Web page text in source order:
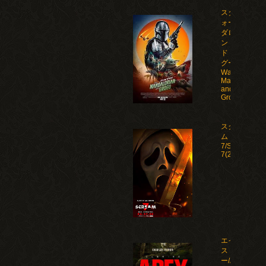
スター・ウ
ォーズ マン
ダロリア
ン・アン
ド・グロー
グー/Star
Wars: The
Mandalorian
and
Grogu(2026)
スクリー
ム
7/Scream
7(2026)
エイペック
ス・プレデタ
ー/